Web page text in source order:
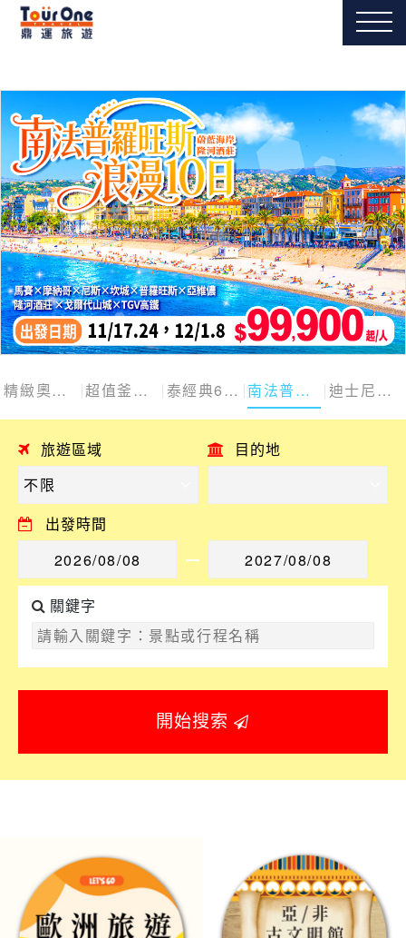
精緻奧捷斯匈四國 超值釜慶邱 泰經典6日 南法普羅旺斯10日 迪士尼探險號
旅遊區域 目的地
出發時間
關鍵字
開始搜索